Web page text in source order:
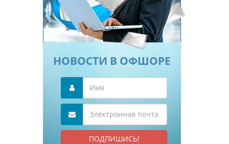
НОВОСТИ В ОФШОРЕ